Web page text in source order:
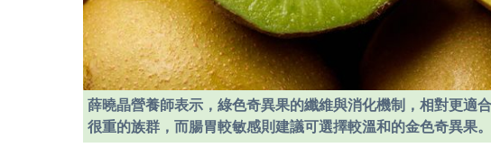
薛曉晶營養師表示，綠色奇異果的纖維與消化機制，相對更適
很重的族群，而腸胃較敏感則建議可選擇較溫和的金色奇異果。